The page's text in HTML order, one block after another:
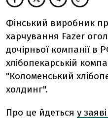
Фінський виробник
харчування Fazer
дочірньої компанії в
хлібопекарській
"Коломенський
холдинг".
Про це йдеться у